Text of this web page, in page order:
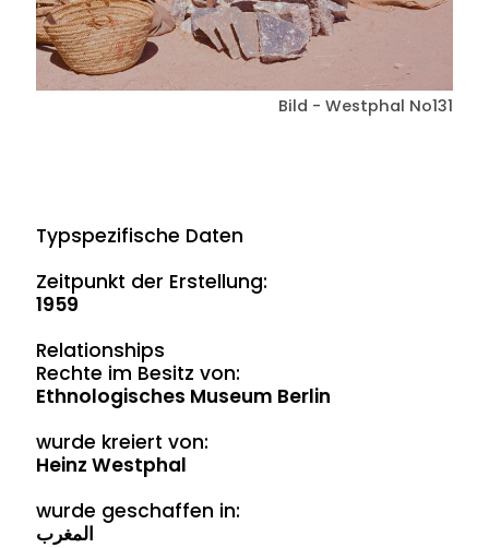
Bild - Westphal No131
Typspezifische Daten
Zeitpunkt der Erstellung:
1959
Relationships
Rechte im Besitz von:
Ethnologisches Museum Berlin
wurde kreiert von:
Heinz Westphal
wurde geschaffen in:
المغرب